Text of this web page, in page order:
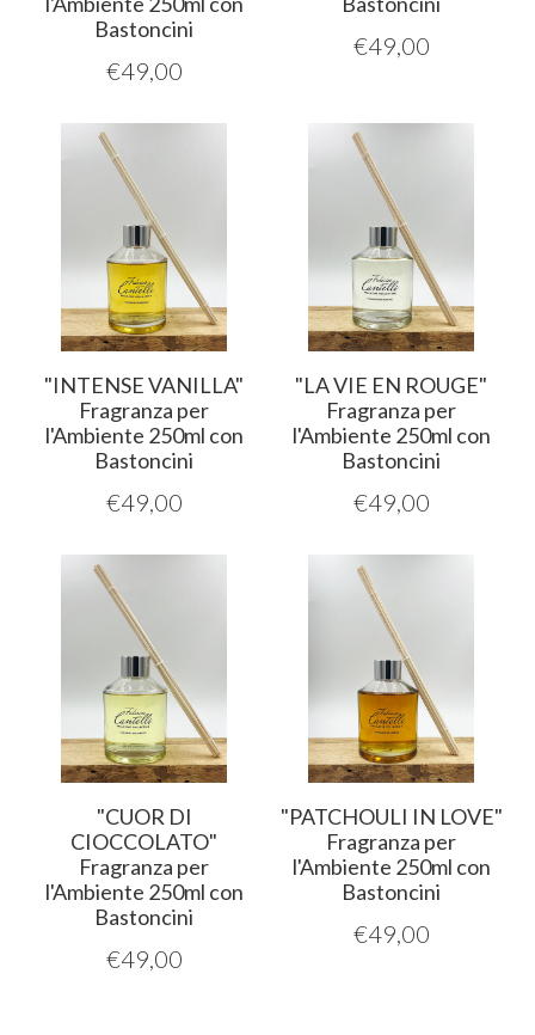
Bastoncini
€49,00
€49,00
"INTENSE VANILLA"
Fragranza per
l'Ambiente 250ml con
Bastoncini
€49,00
"LA VIE EN ROUGE"
Fragranza per
l'Ambiente 250ml con
Bastoncini
€49,00
"CUOR DI
CIOCCOLATO"
Fragranza per
l'Ambiente 250ml con
Bastoncini
€49,00
"PATCHOULI IN LOVE"
Fragranza per
l'Ambiente 250ml con
Bastoncini
€49,00